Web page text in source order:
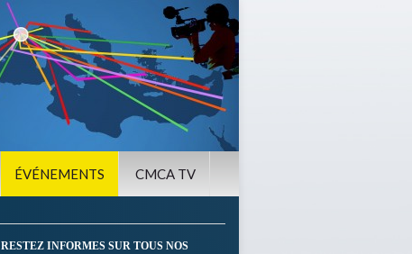
ÉVÉNEMENTS CMCA TV
RESTEZ INFORMES SUR TOUS NOS